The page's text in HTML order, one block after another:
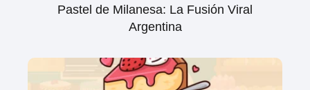
Pastel de Milanesa: La Fusión Viral
Argentina